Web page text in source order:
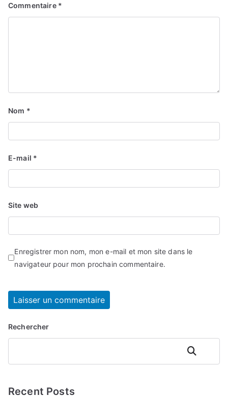
Commentaire *
Nom *
E-mail *
Site web
Enregistrer mon nom, mon e-mail et mon site dans le
navigateur pour mon prochain commentaire.
Rechercher
Rechercher
Recent Posts